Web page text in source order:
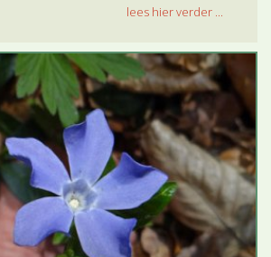
lees hier verder ...